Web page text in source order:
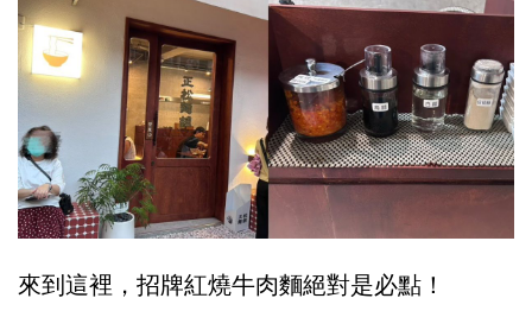
來到這裡，招牌紅燒牛肉麵絕對是必點！